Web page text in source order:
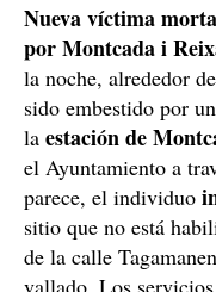
Nueva víctima
por Montcada i
la noche, alrededor
sido embestido por
la estación de
el Ayuntamiento a
parece, el individuo
sitio que no está
de la calle
vallado. Los